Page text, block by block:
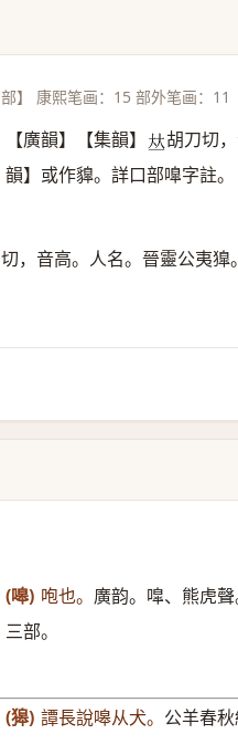
部】 康熙笔画：15 部外笔画：11
【廣韻】【集韻】 𠀤胡刀切
韻】或作䝥。詳口部嘷字註。
，音高。人名。晉靈公夷
(嗥) 咆也。 廣韵。噑、熊虎
三部。
(獆) 譚長說嗥从犬。 公羊春